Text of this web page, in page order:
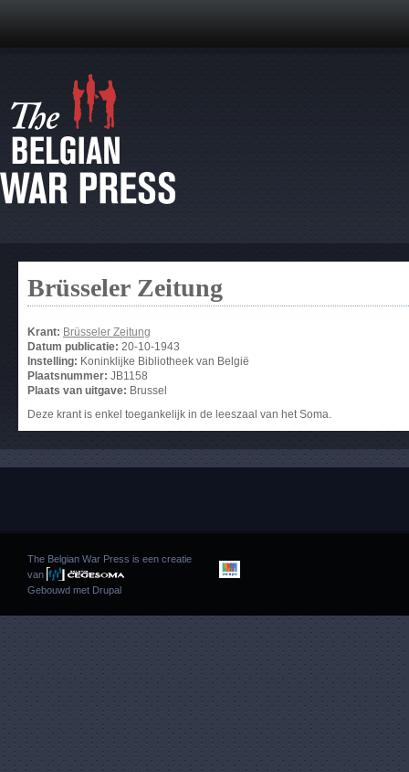
Brüsseler Zeitung
Krant: Brüsseler Zeitung
Datum publicatie: 20-10-1943
Instelling: Koninklijke Bibliotheek van België
Plaatsnummer: JB1158
Plaats van uitgave: Brussel
Deze krant is enkel toegankelijk in de leeszaal van het Soma.
The Belgian War Press is een creatie
van
Gebouwd met Drupal